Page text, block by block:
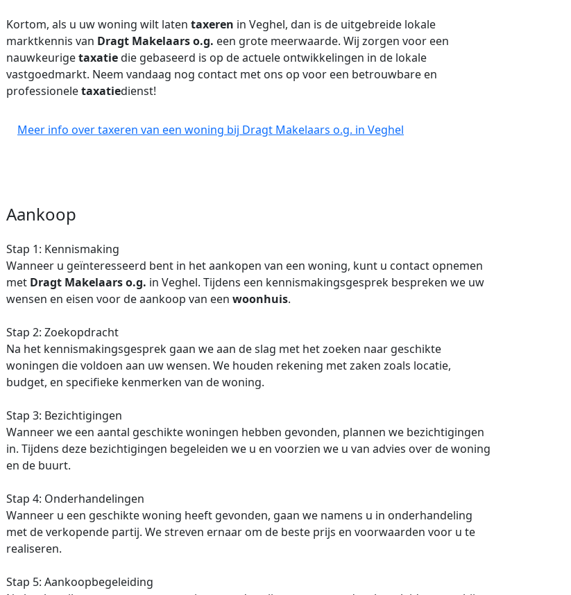
Kortom, als u uw woning wilt laten taxeren in Veghel, dan is de uitgebreide lokale
marktkennis van Dragt Makelaars o.g. een grote meerwaarde. Wij zorgen voor een
nauwkeurigetaxatiedie gebaseerd is op de actuele ontwikkelingen in de lokale
vastgoedmarkt. Neem vandaag nog contact met ons op voor een betrouwbare en
professioneletaxatiedienst!
Meer info over taxeren van een woning bij Dragt Makelaars o.g. in Veghel
Aankoop
Stap 1: Kennismaking
Wanneer u geïnteresseerd bent in het aankopen van een woning, kunt u contact opnemen
met Dragt Makelaars o.g. in Veghel. Tijdens een kennismakingsgesprek bespreken we uw
wensen en eisen voor de aankoop van een woonhuis.
Stap 2: Zoekopdracht
Na het kennismakingsgesprek gaan we aan de slag met het zoeken naar geschikte
woningen die voldoen aan uw wensen. We houden rekening met zaken zoals locatie,
budget, en specifieke kenmerken van de woning.
Stap 3: Bezichtigingen
Wanneer we een aantal geschikte woningen hebben gevonden, plannen we bezichtigingen
in. Tijdens deze bezichtigingen begeleiden we u en voorzien we u van advies over de woning
en de buurt.
Stap 4: Onderhandelingen
Wanneer u een geschikte woning heeft gevonden, gaan we namens u in onderhandeling
met de verkopende partij. We streven ernaar om de beste prijs en voorwaarden voor u te
realiseren.
Stap 5: Aankoopbegeleiding